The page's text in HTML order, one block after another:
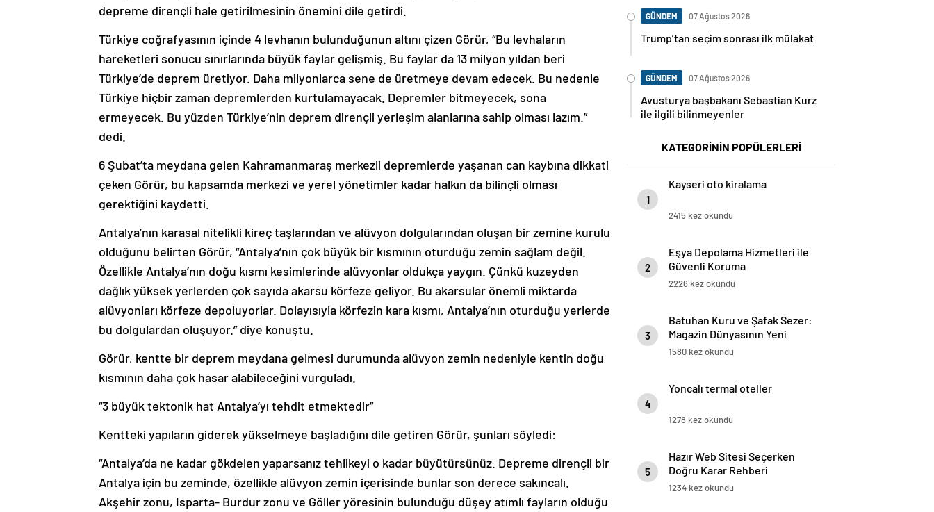
depreme dirençli hale getirilmesinin önemini dile getirdi.
Türkiye coğrafyasının içinde 4 levhanın bulunduğunun altını çizen Görür, “Bu levhaların
hareketleri sonucu sınırlarında büyük faylar gelişmiş. Bu faylar da 13 milyon yıldan beri
Türkiye’de deprem üretiyor. Daha milyonlarca sene de üretmeye devam edecek. Bu nedenle
Türkiye hiçbir zaman depremlerden kurtulamayacak. Depremler bitmeyecek, sona
ermeyecek. Bu yüzden Türkiye’nin deprem dirençli yerleşim alanlarına sahip olması lazım.”
dedi.
6 Şubat’ta meydana gelen Kahramanmaraş merkezli depremlerde yaşanan can kaybına dikkati
çeken Görür, bu kapsamda merkezi ve yerel yönetimler kadar halkın da bilinçli olması
gerektiğini kaydetti.
Antalya’nın karasal nitelikli kireç taşlarından ve alüvyon dolgularından oluşan bir zemine kurulu
olduğunu belirten Görür, “Antalya’nın çok büyük bir kısmının oturduğu zemin sağlam değil.
Özellikle Antalya’nın doğu kısmı kesimlerinde alüvyonlar oldukça yaygın. Çünkü kuzeyden
dağlık yüksek yerlerden çok sayıda akarsu körfeze geliyor. Bu akarsular önemli miktarda
alüvyonları körfeze depoluyorlar. Dolayısıyla körfezin kara kısmı, Antalya’nın oturduğu yerlerde
bu dolgulardan oluşuyor.” diye konuştu.
Görür, kentte bir deprem meydana gelmesi durumunda alüvyon zemin nedeniyle kentin doğu
kısmının daha çok hasar alabileceğini vurguladı.
“3 büyük tektonik hat Antalya’yı tehdit etmektedir”
Kentteki yapıların giderek yükselmeye başladığını dile getiren Görür, şunları söyledi:
“Antalya’da ne kadar gökdelen yaparsanız tehlikeyi o kadar büyütürsünüz. Depreme dirençli bir
Antalya için bu zeminde, özellikle alüvyon zemin içerisinde bunlar son derece sakıncalı.
Akşehir zonu, Isparta- Burdur zonu ve Göller yöresinin bulunduğu düşey atımlı fayların olduğu
GÜNDEM 07 Ağustos 2026
Trump’tan seçim sonrası ilk mülakat
GÜNDEM 07 Ağustos 2026
Avusturya başbakanı Sebastian Kurz
ile ilgili bilinmeyenler
KATEGORİNİN POPÜLERLERİ
1
Kayseri oto kiralama
2415 kez okundu
2
Eşya Depolama Hizmetleri ile
Güvenli Koruma
2226 kez okundu
3
Batuhan Kuru ve Şafak Sezer:
Magazin Dünyasının Yeni
“Dynamic Duo”su!
1580 kez okundu
4
Yoncalı termal oteller
1278 kez okundu
5
Hazır Web Sitesi Seçerken
Doğru Karar Rehberi
1234 kez okundu